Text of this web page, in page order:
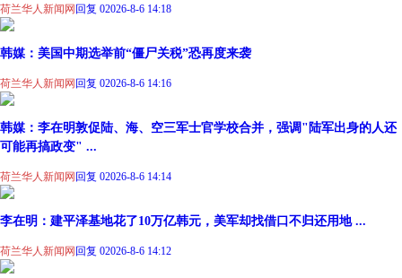
荷兰华人新闻网 回复 02026-8-6 14:18
韩媒：美国中期选举前“僵尸关税”恐再度来袭
荷兰华人新闻网 回复 02026-8-6 14:16
韩媒：李在明敦促陆、海、空三军士官学校合并，强调"陆军出身的人还
可能再搞政变" ...
荷兰华人新闻网 回复 02026-8-6 14:14
李在明：建平泽基地花了10万亿韩元，美军却找借口不归还用地 ...
荷兰华人新闻网 回复 02026-8-6 14:12